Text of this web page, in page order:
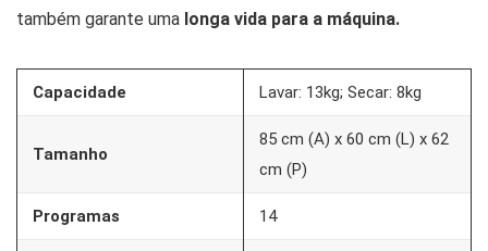
também garante uma longa vida para a máquina.
Capacidade Lavar: 13kg; Secar: 8kg
Tamanho
85 cm (A) x 60 cm (L) x 62
cm (P)
Programas 14